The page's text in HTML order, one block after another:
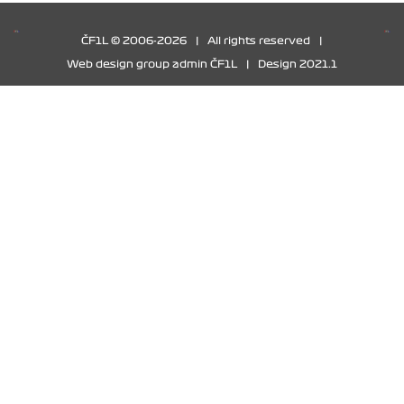
ČF1L © 2006-2026 All rights reserved
Web design group admin ČF1L Design 2021.1